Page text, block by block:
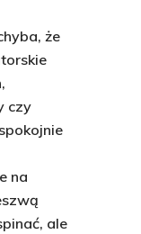
że
czy
na
ale